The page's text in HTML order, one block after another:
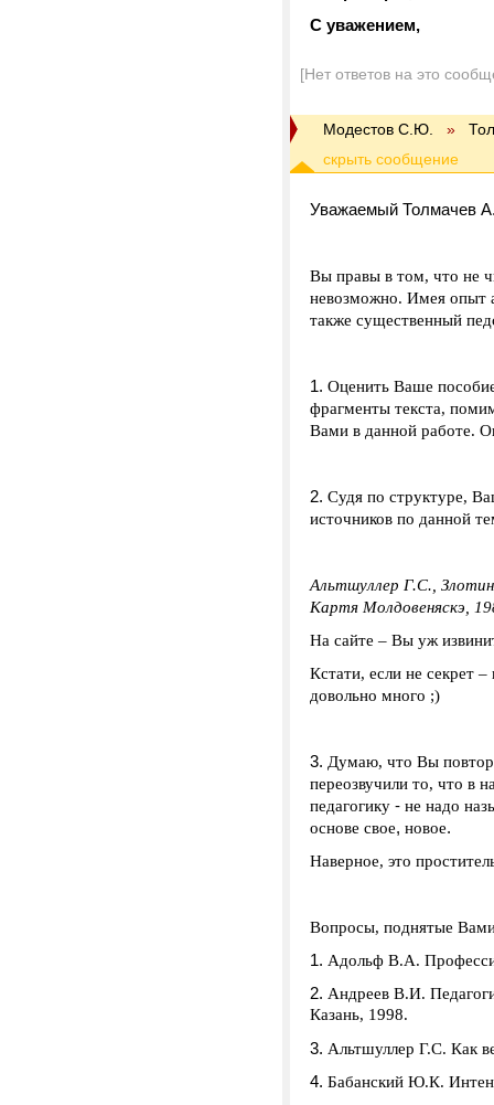
С уважением,
[Нет ответов на это
Модестов С.Ю. »
Уважаемый Толмачев
Вы правы в том, что не
невозможно. Имея опыт
также существенный
1. Оценить Ваше
фрагменты текста,
Вами в данной работе.
2. Судя по структуре,
источников по данной
Альтшуллер Г.С.,
Картя Молдовеняскэ,
На сайте – Вы уж
Кстати, если не секрет
довольно много ;)
3. Думаю, что Вы
переозвучили то, что в
педагогику - не надо
основе свое, новое.
Наверное, это
Вопросы, поднятые
Адольф В.А.
Андреев В.И.
Казань, 1998.
Альтшуллер Г.С. Как
Бабанский Ю.К.